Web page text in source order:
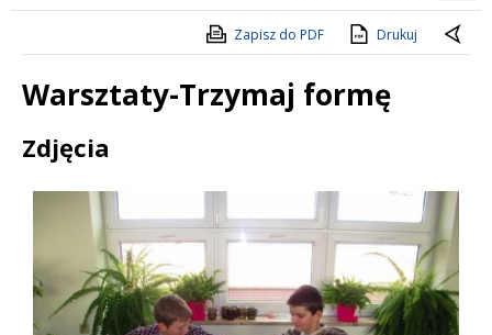
Zapisz do PDF Drukuj
Warsztaty-Trzymaj formę
Treść
Zdjęcia